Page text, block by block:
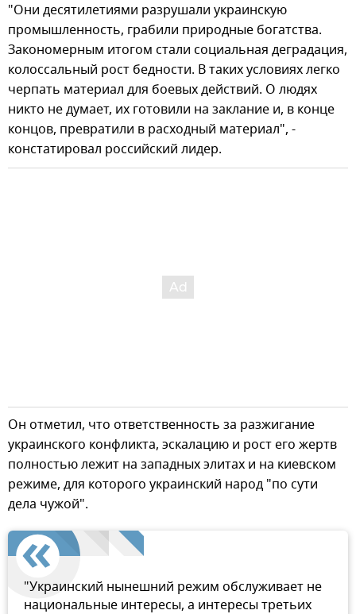
"Они десятилетиями разрушали украинскую
промышленность, грабили природные богатства.
Закономерным итогом стали социальная деградация,
колоссальный рост бедности. В таких условиях легко
черпать материал для боевых действий. О людях
никто не думает, их готовили на заклание и, в конце
концов, превратили в расходный материал", -
констатировал российский лидер.
Он отметил, что ответственность за разжигание
украинского конфликта, эскалацию и рост его жертв
полностью лежит на западных элитах и на киевском
режиме, для которого украинский народ "по сути
дела чужой".
"Украинский нынешний режим обслуживает не
национальные интересы, а интересы третьих